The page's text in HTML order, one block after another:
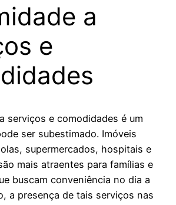
a
e
serviços e comodidades é um
ser subestimado. Imóveis
supermercados, hospitais e
mais atraentes para famílias e
buscam conveniência no dia a
a presença de tais serviços nas